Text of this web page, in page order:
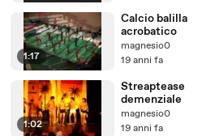
1:17
Calcio balilla
acrobatico
magnesio0
19 anni fa
1:02
Streaptease
demenziale
magnesio0
19 anni fa